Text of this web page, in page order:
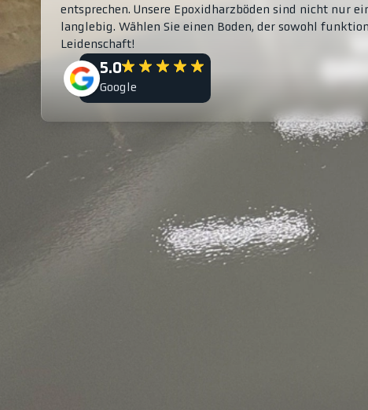
entsprechen. Unsere Epoxidharzböden sind nicht nur
langlebig. Wählen Sie einen Boden, der sowohl
Leidenschaft!
5.0
Google